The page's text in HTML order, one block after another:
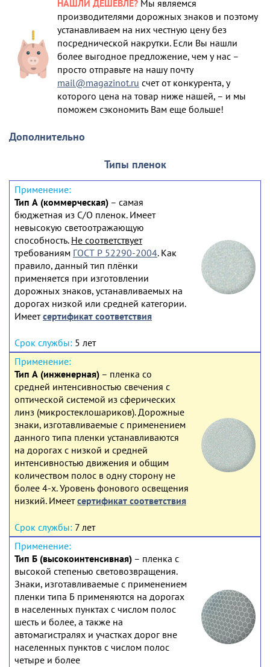
НАШЛИ ДЕШЕВЛЕ? Мы являемся
производителями дорожных знаков и поэтому
устанавливаем на них честную цену без
посреднической накрутки. Если Вы нашли
более выгодное предложение, чем у нас –
просто отправьте на нашу почту
mail@magazinot.ru счет от конкурента, у
которого цена на товар ниже нашей, – и мы
поможем сэкономить Вам еще больше!
Дополнительно
Типы пленок
Тип А (коммерческая) – самая
бюджетная из С/О пленок. Имеет
невысокую светоотражающую
способность. Не соответствует
требованиям ГОСТ Р 52290-2004. Как
правило, данный тип плёнки
применяется при изготовлении
дорожных знаков, устанавливаемых на
дорогах низкой или средней категории.
Имеетсертификат соответствия
5 лет
Тип А (инженерная) – пленка со
средней интенсивностью свечения с
оптической системой из сферических
линз (микростеклошариков). Дорожные
знаки, изготавливаемые с применением
данного типа пленки устанавливаются
на дорогах с низкой и средней
интенсивностью движения и общим
количеством полос в одну сторону не
более 4-х. Уровень фонового освещения
низкий. Имеетсертификат соответствия
7 лет
Тип Б (высокоинтенсивная) – пленка с
высокой степенью световозвращения.
Знаки, изготавливаемые с применением
пленки типа Б применяются на дорогах
в населенных пунктах с числом полос
шесть и более, а также на
автомагистралях и участках дорог вне
населенных пунктов с числом полос
четыре и более